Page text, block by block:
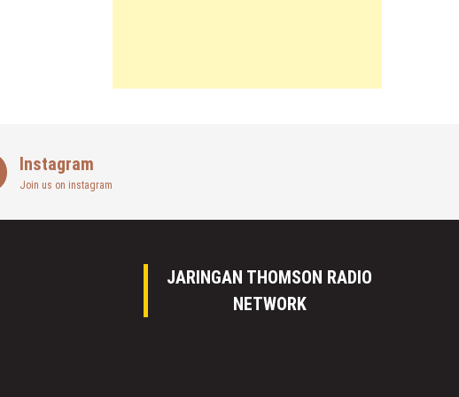
Instagram
Join us on instagram
JARINGAN THOMSON RADIO
NETWORK